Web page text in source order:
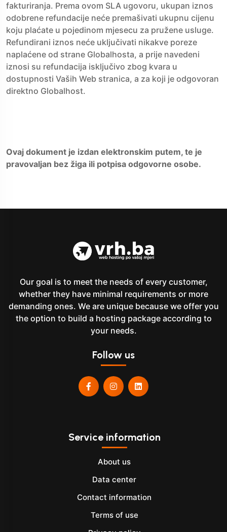
fakturiranja. Prema ovom SLA ugovoru, ukupan iznos
odobrene refundacije neće premašivati ukupnu cijenu
koju plaćate u pojedinom mjesecu za pružene usluge.
Refundirani iznos neće uključivati nikakve poreze
naplaćene od strane Globalhosta, a prije navedeni
iznosi su refundacija isključivo zbog kvara u
dostupnosti Vaših Web stranica, a za koji je odgovoran
direktno Globalhost.
Ovaj dokument je izdan elektronskim putem, te je
pravovaljan bez žiga ili potpisa odgovorne osobe.
Our goal is to meet the needs of every customer,
whether they have minimal requirements or more
demanding ones. We are unique because we offer you
the option to build a hosting package according to
your needs.
Follow us
Service information
About us
Data center
Contact information
Terms of use